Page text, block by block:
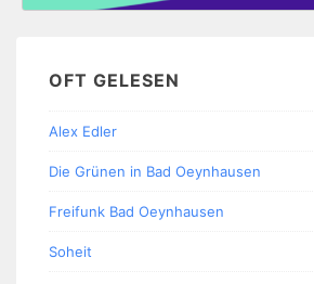
OFT GELESEN
Alex Edler
Die Grünen in Bad Oeynhausen
Freifunk Bad Oeynhausen
Soheit